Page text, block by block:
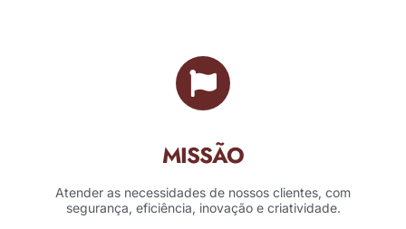
MISSÃO
Atender as necessidades de nossos clientes, com
segurança, eficiência, inovação e criatividade.